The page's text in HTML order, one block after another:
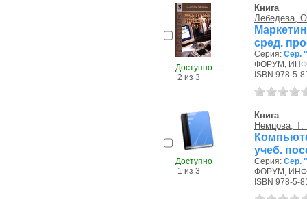
Доступно
2 из 3
Книга
Лебедева,
сред.
Серия: Сер.
ФОРУМ,
ISBN 978-5-
Доступно
1 из 3
Книга
Немцова, Т.
учеб.
Серия: Сер.
ФОРУМ,
ISBN 978-5-